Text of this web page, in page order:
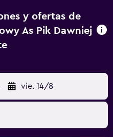
Hotel AS PIK. El
Goleniów es el más
y ofertas de
As Pik Dawniej
vie. 14/8